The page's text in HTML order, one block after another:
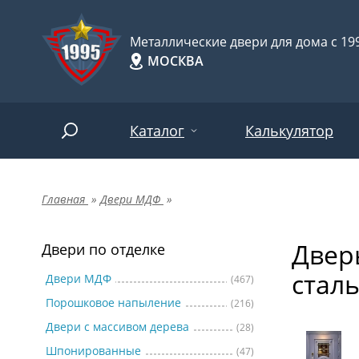
Металлические двери для дома с
МОСКВА
Каталог
Двери по отделке
Двери по назначению
Двери по особенностям
Калькулятор
Главная » Двери МДФ »
Двери по отделке
Двери МДФ (467)
Порошковое напыление (216)
Двери с массивом дерева (28)
Шпонированные (47)